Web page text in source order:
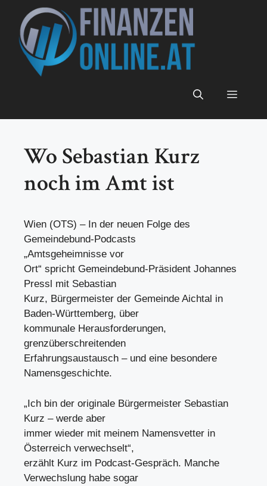
Inhalt
springen
Menü
Wo Sebastian Kurz
noch im Amt ist
Wien (OTS) – In der neuen Folge des
Gemeindebund-Podcasts
„Amtsgeheimnisse vor
Ort“ spricht Gemeindebund-Präsident Johannes
Pressl mit Sebastian
Kurz, Bürgermeister der Gemeinde Aichtal in
Baden-Württemberg, über
kommunale Herausforderungen,
grenzüberschreitenden
Erfahrungsaustausch – und eine besondere
Namensgeschichte.
„Ich bin der originale Bürgermeister Sebastian
Kurz – werde aber
immer wieder mit meinem Namensvetter in
Österreich verwechselt“,
erzählt Kurz im Podcast-Gespräch. Manche
Verwechslung habe sogar